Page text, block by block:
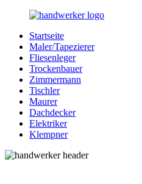
Zurück
Inhalt
Bessere-
Handwerker.de
Handwerker
Ihrer
Nähe
Startseite
Maler/Tapezierer
Fliesenleger
Trockenbauer
Zimmermann
Tischler
Maurer
Dachdecker
Elektriker
Klempner